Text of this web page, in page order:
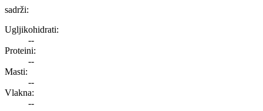
sadrži:
Ugljikohidrati:
--
Proteini:
--
Masti:
--
Vlakna:
--